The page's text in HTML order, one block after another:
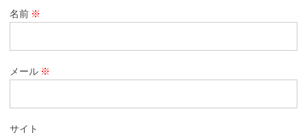
名前 ※
メール ※
サイト